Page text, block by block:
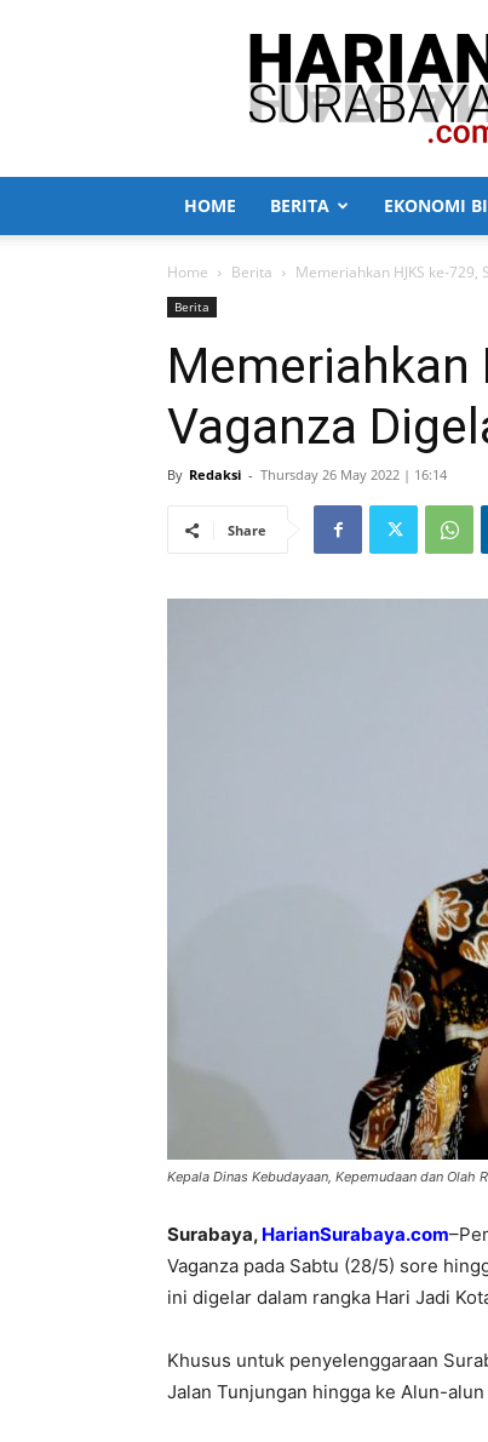
Harian
Surabaya
HOME BERITA EKONOMI
Home Berita Memeriahkan HJKS ke-
Berita
Memeriahkan
Vaganza
By Redaksi - Thursday 26 May 2022 | 16:14
Share
Kepala Dinas Kebudayaan, Kepemudaan dan Olah
Surabaya, HarianSurabaya.com
Vaganza pada Sabtu (28/5) sore
ini digelar dalam rangka Hari Jadi
Khusus untuk penyelenggaraan
Jalan Tunjungan hingga ke Alun-alun